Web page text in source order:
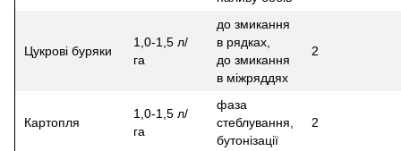
Цукрові буряки
1,0-1,5 л/
га
до змикання
в рядках,
до змикання
в міжряддях
2
Картопля
1,0-1,5 л/
га
фаза
стеблування,
бутонізації
2